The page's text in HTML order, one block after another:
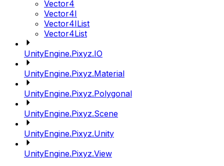
Vector4
Vector4I
Vector4IList
Vector4List
UnityEngine.Pixyz.IO
UnityEngine.Pixyz.Material
UnityEngine.Pixyz.Polygonal
UnityEngine.Pixyz.Scene
UnityEngine.Pixyz.Unity
UnityEngine.Pixyz.View